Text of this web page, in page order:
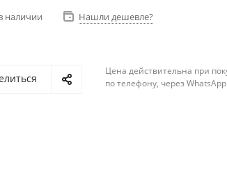
наличии Нашли дешевле?
Цена действительна при
по телефону, через